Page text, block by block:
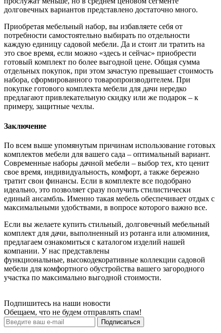
долговечных вариантов представлено достаточно много.
Приобретая мебельный набор, вы избавляете себя от
потребности самостоятельно выбирать по отдельности
каждую единицу садовой мебели. Да и стоит ли тратить на
это свое время, если можно «здесь и сейчас» приобрести
готовый комплект по более выгодной цене. Общая сумма
отдельных покупок, при этом зачастую превышает стоимость
набора, сформированного товаропроизводителем. При
покупке готового комплекта мебели для дачи нередко
предлагают привлекательную скидку или же подарок – к
примеру, защитные чехлы.
Заключение
По всем выше упомянутым причинам использование готовых
комплектов мебели для вашего сада – оптимальный вариант.
Современные наборы дачной мебели – выбор тех, кто ценит
свое время, индивидуальность, комфорт, а также бережно
тратит свои финансы. Если в комплекте все подобрано
идеально, это позволяет сразу получить стилистически
единый ансамбль. Именно такая мебель обеспечивает отдых с
максимальными удобствами, в вопросе которого важно все.
Если вы желаете купить стильный, долговечный мебельный
комплект для дачи, выполненный из ротанга или алюминия,
предлагаем ознакомиться с каталогом изделий нашей
компании. У нас представлены
функциональные, высокодекоративные коллекции садовой
мебели для комфортного обустройства вашего загородного
участка по максимально выгодной стоимости.
Подпишитесь на наши новости
Обещаем, что не будем отправлять спам!